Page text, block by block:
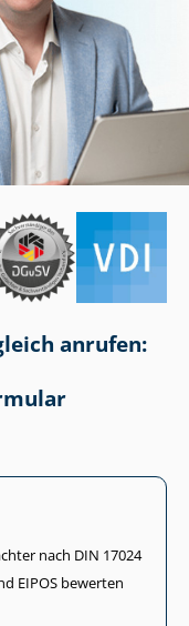
anrufen:
nach DIN 17024
EIPOS bewerten